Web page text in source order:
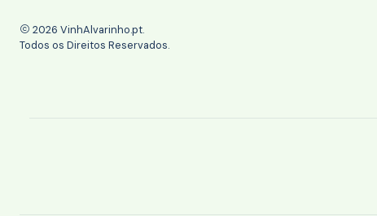
2026 VinhAlvarinho.pt.
Todos os Direitos Reservados.